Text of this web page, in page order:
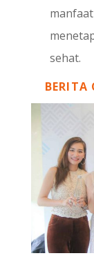
sehat.
BERITA